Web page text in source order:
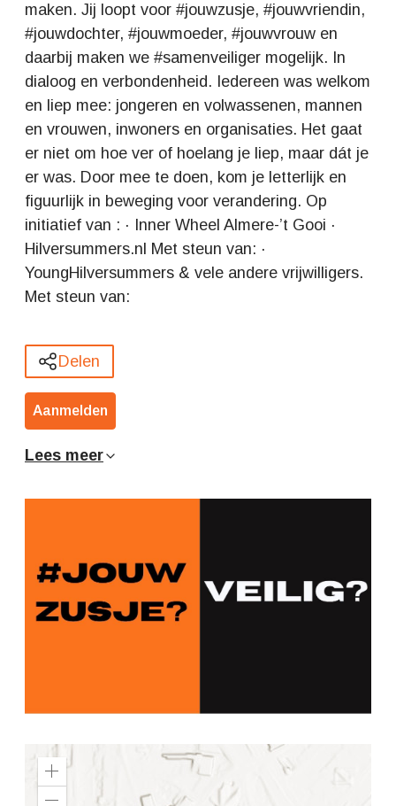
maken. Jij loopt voor #jouwzusje, #jouwvriendin,
#jouwdochter, #jouwmoeder, #jouwvrouw en
daarbij maken we #samenveiliger mogelijk. In
dialoog en verbondenheid. Iedereen was welkom
en liep mee: jongeren en volwassenen, mannen
en vrouwen, inwoners en organisaties. Het gaat
er niet om hoe ver of hoelang je liep, maar dát je
er was. Door mee te doen, kom je letterlijk en
figuurlijk in beweging voor verandering. Op
initiatief van : · Inner Wheel Almere-’t Gooi ·
Hilversummers.nl Met steun van: ·
YoungHilversummers & vele andere vrijwilligers.
Met steun van:
Delen
Aanmelden
Lees meer
Z